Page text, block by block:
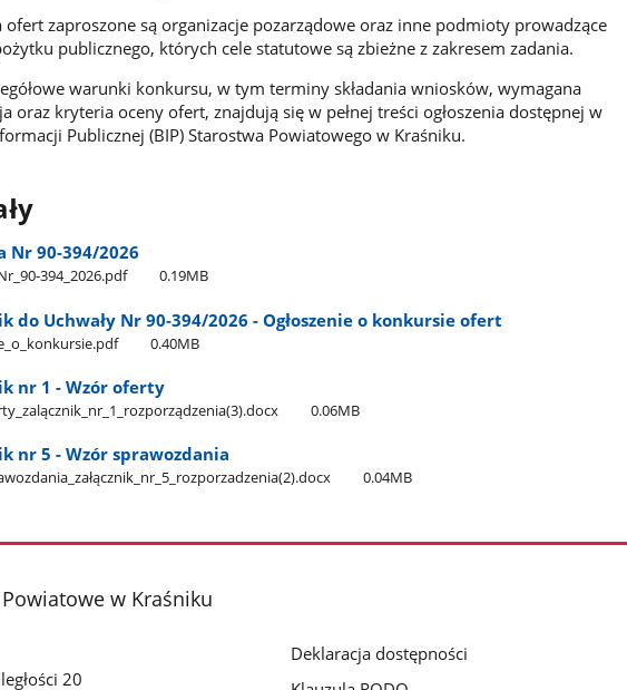
ofert zaproszone są organizacje pozarządowe oraz inne podmioty prowadzące
publicznego, których cele statutowe są zbieżne z zakresem zadania.
warunki konkursu, w tym terminy składania wniosków, wymagana
oraz kryteria oceny ofert, znajdują się w pełnej treści ogłoszenia dostępnej w
Publicznej (BIP) Starostwa Powiatowego w Kraśniku.
Nr 90-394/2026
394​_2026.pdf 0.19MB
do Uchwały Nr 90-394/2026 - Ogłoszenie o konkursie ofert
0.40MB
nr 1 - Wzór oferty
0.06MB
nr 5 - Wzór sprawozdania
0.04MB
w Kraśniku
20
Deklaracja dostępności